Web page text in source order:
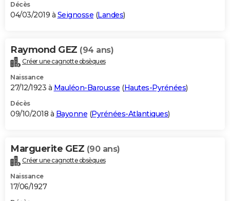
Décès
04/03/2019 à Seignosse (Landes)
Raymond GEZ (94 ans)
Créer une cagnotte obsèques
Naissance
27/12/1923 à Mauléon-Barousse (Hautes-Pyrénées)
Décès
09/10/2018 à Bayonne (Pyrénées-Atlantiques)
Marguerite GEZ (90 ans)
Créer une cagnotte obsèques
Naissance
17/06/1927